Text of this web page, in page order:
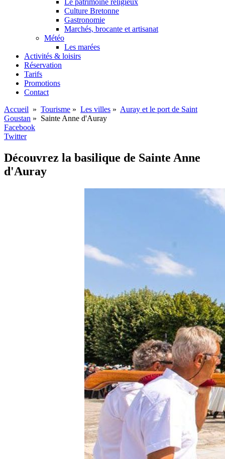
Le patrimoine religieux
Culture Bretonne
Gastronomie
Marchés, brocante et artisanat
Météo
Les marées
Activités & loisirs
Réservation
Tarifs
Promotions
Contact
Accueil » Tourisme » Les villes » Auray et le port de Saint
Goustan » Sainte Anne d'Auray
Facebook
Twitter
Découvrez la basilique de Sainte Anne
d'Auray